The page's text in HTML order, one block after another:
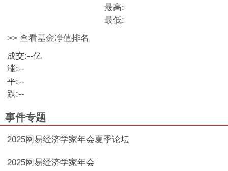
最高:
最低:
>> 查看基金净值排名
成交:--亿
涨:--
平:--
跌:--
事件专题
2025网易经济学家年会夏季论坛
2025网易经济学家年会